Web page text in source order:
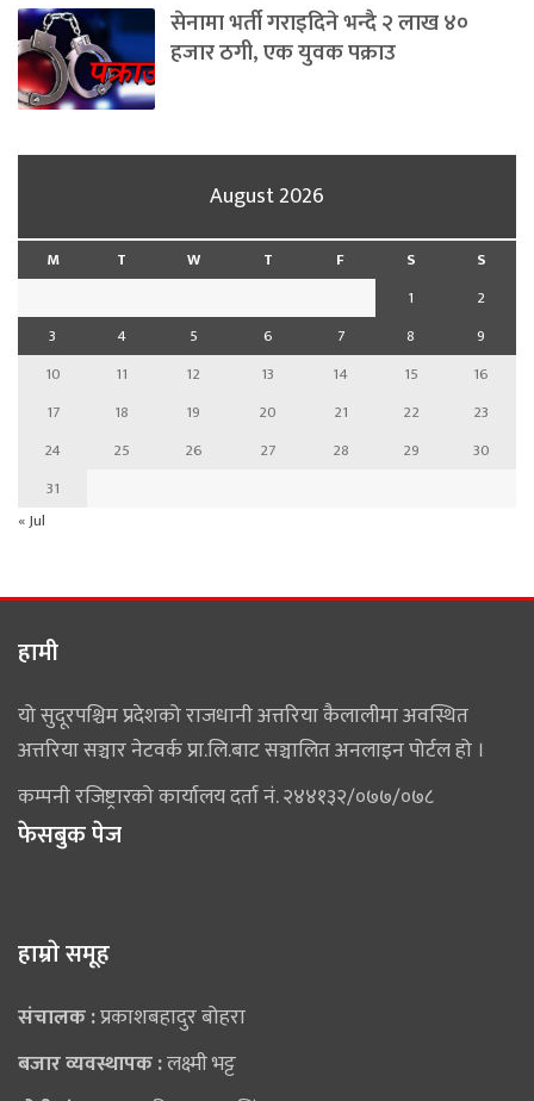
सेनामा भर्ती गराइदिने भन्दै २ लाख ४०
हजार ठगी, एक युवक पक्राउ
August 2026
M T W T F S
S
1
2
3
4 5 6 7 8
9
10
11 12 13 14 15
16
17
18 19 20 21 22
23
24
25 26 27 28 29
30
31
« Jul
हामी
यो सुदूरपश्चिम प्रदेशको राजधानी अत्तरिया कैलालीमा अवस्थित
अत्तरिया सञ्चार नेटवर्क प्रा.लि.बाट सञ्चालित अनलाइन पोर्टल हो ।
कम्पनी रजिष्ट्रारको कार्यालय दर्ता नं. २४४१३२/०७७/०७८
फेसबुक पेज
हाम्राे समूह
संचालक :प्रकाशबहादुर बोहरा
बजार व्यवस्थापक :लक्ष्मी भट्ट